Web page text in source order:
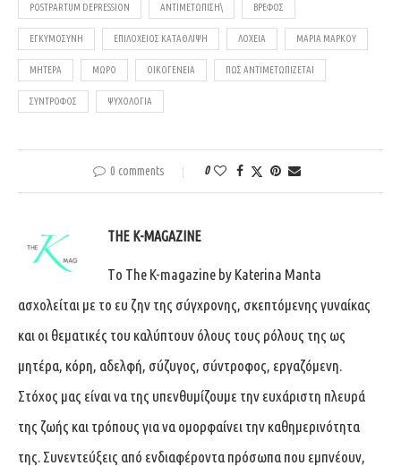
POSTPARTUM DEPRESSION ΑΝΤΙΜΕΤΏΠΙΣΗ\ ΒΡΈΦΟΣ
ΕΓΚΥΜΟΣΎΝΗ ΕΠΙΛΌΧΕΙΟΣ ΚΑΤΆΘΛΙΨΗ ΛΟΧΕΊΑ ΜΑΡΊΑ ΜΆΡΚΟΥ
ΜΗΤΈΡΑ ΜΩΡΌ ΟΙΚΟΓΈΝΕΙΑ ΠΏΣ ΑΝΤΙΜΕΤΩΠΊΖΕΤΑΙ
ΣΎΝΤΡΟΦΟΣ ΨΥΧΟΛΟΓΊΑ
0 comments 0
THE K-MAGAZINE
Tο The K-magazine by Katerina Manta
ασχολείται με το ευ ζην της σύγχρονης, σκεπτόμενης γυναίκας
και οι θεματικές του καλύπτουν όλους τους ρόλους της ως
μητέρα, κόρη, αδελφή, σύζυγος, σύντροφος, εργαζόμενη.
Στόχος μας είναι να της υπενθυμίζουμε την ευχάριστη πλευρά
της ζωής και τρόπους για να ομορφαίνει την καθημερινότητα
της. Συνεντεύξεις από ενδιαφέροντα πρόσωπα που εμπνέουν,